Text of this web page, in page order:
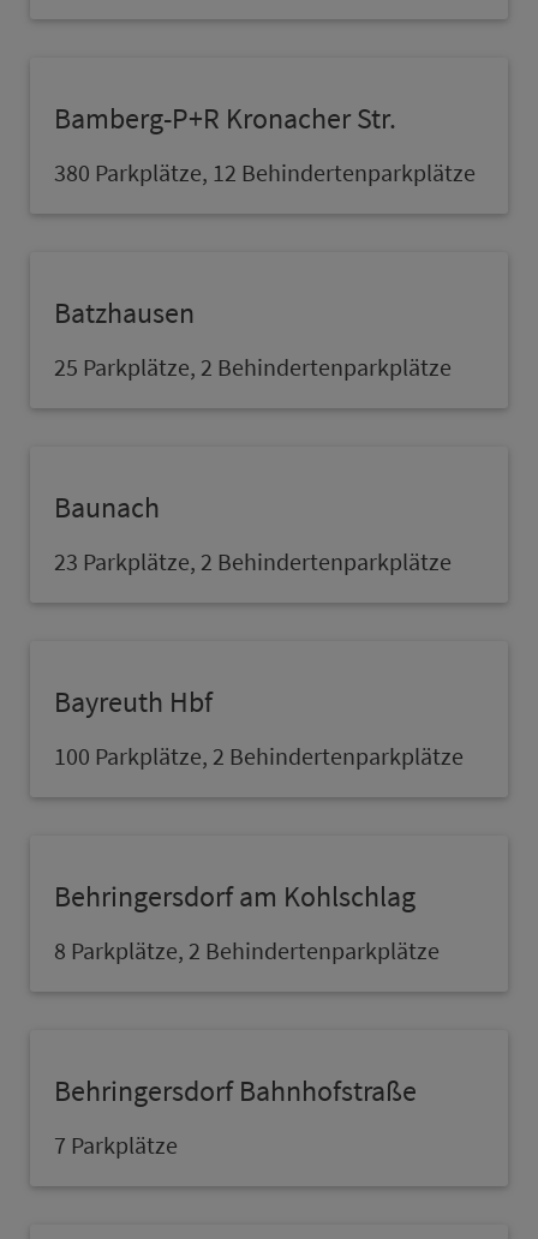
Bam­berg-P+R Kronacher Str.
380 Parkplätze, 12 Behindertenparkplätze
Batzhausen
25 Parkplätze, 2 Behindertenparkplätze
Baunach
23 Parkplätze, 2 Behindertenparkplätze
Bayreuth Hbf
100 Parkplätze, 2 Behindertenparkplätze
Behringersdorf am Kohlschlag
8 Parkplätze, 2 Behindertenparkplätze
Behringersdorf Bahn­hof­stra­ße
7 Parkplätze